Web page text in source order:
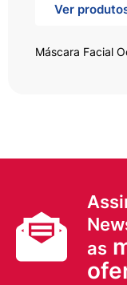
Ver
Máscara Facial
as